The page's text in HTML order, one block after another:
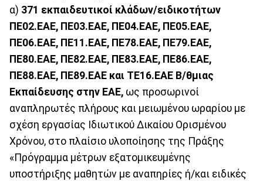
α) 371 εκπαιδευτικοί κλάδων/ειδικοτήτων
ΠΕ02.EAE, ΠΕ03.EAE, ΠΕ04.EAE, ΠΕ05.ΕΑΕ,
ΠΕ06.EAE, ΠΕ11.ΕΑΕ, ΠΕ78.EAE, ΠΕ79.ΕΑΕ,
ΠΕ80.EAE, ΠΕ82.ΕΑΕ, ΠΕ83.ΕΑΕ, ΠΕ86.EAE,
ΠΕ88.EAE, ΠΕ89.EAE και ΤΕ16.ΕΑΕ Β/θμιας
Εκπαίδευσης στην ΕΑΕ, ως προσωρινοί
αναπληρωτές πλήρους και μειωμένου ωραρίου με
σχέση εργασίας Ιδιωτικού Δικαίου Ορισμένου
Χρόνου, στο πλαίσιο υλοποίησης της Πράξης
«Πρόγραμμα μέτρων εξατομικευμένης
υποστήριξης μαθητών με αναπηρίες ή/και ειδικές